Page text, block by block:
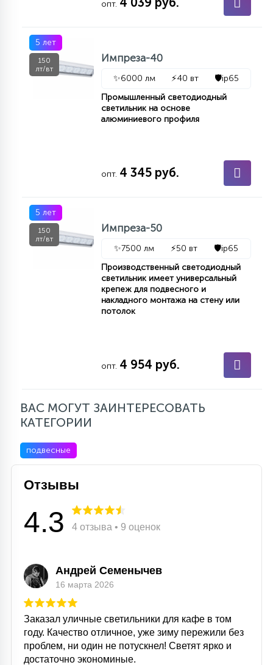
АКСЕССУАРЫ
опт.
5 лет
150
лт/вт
Импреза-40
✨6000 лм ⚡40 вт 🛡️ip65
Промышленный светодиодный
светильник на основе
алюминиевого профиля
опт. 4 345 руб.
5 лет
150
лт/вт
Импреза-50
✨7500 лм ⚡50 вт 🛡️ip65
Производственный светодиодный
светильник имеет универсальный
крепеж для подвесного и
накладного монтажа на стену или
потолок
опт. 4 954 руб.
ВАС МОГУТ ЗАИНТЕРЕСОВАТЬ
КАТЕГОРИИ
подвесные
Отзывы
4.3 4 отзыва • 9 оценок
Андрей Семенычев
16 марта 2026
Заказал уличные светильники для кафе в том
году. Качество отличное, уже зиму пережили без
проблем, ни один не потускнел! Светят ярко и
достаточно экономиные.